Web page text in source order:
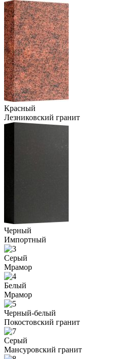
Красный
Лезниковский гранит
Черный
Импортный
Серый
Мрамор
Белый
Мрамор
Черный-белый
Покостовский гранит
Серый
Мансуровский гранит